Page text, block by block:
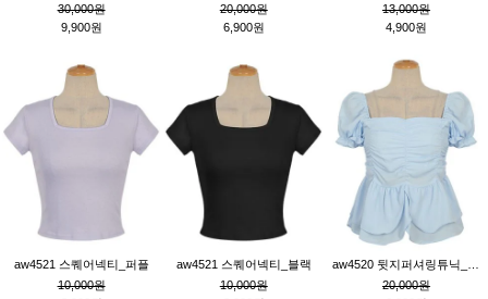
30,000원
9,900원
20,000원
6,900원
13,000원
4,900원
aw4521 스퀘어넥티_퍼플
10,000원
aw4521 스퀘어넥티_블랙
10,000원
20,000원